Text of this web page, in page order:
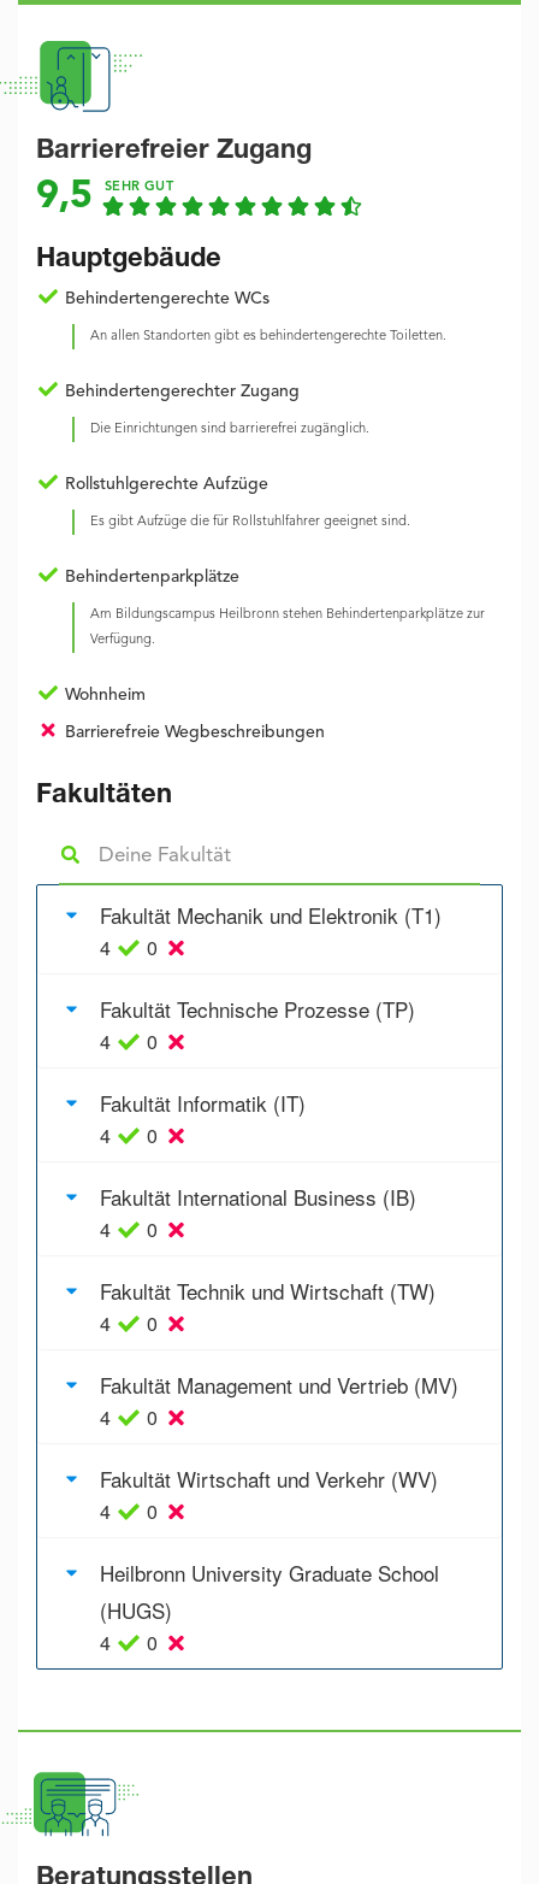
Barrierefreier Zugang
9,5 SEHR GUT
Hauptgebäude
Behindertengerechte WCs
An allen Standorten gibt es behindertengerechte Toiletten.
Behindertengerechter Zugang
Die Einrichtungen sind barrierefrei zugänglich.
Rollstuhlgerechte Aufzüge
Es gibt Aufzüge die für Rollstuhlfahrer geeignet sind.
Behindertenparkplätze
Am Bildungscampus Heilbronn stehen Behindertenparkplätze zur
Verfügung.
Wohnheim
Barrierefreie Wegbeschreibungen
Fakultäten
Fakultät Mechanik und Elektronik (T1)
4 0
Fakultät Technische Prozesse (TP)
4 0
Fakultät Informatik (IT)
4 0
Fakultät International Business (IB)
4 0
Fakultät Technik und Wirtschaft (TW)
4 0
Fakultät Management und Vertrieb (MV)
4 0
Fakultät Wirtschaft und Verkehr (WV)
4 0
Heilbronn University Graduate School
(HUGS)
4 0